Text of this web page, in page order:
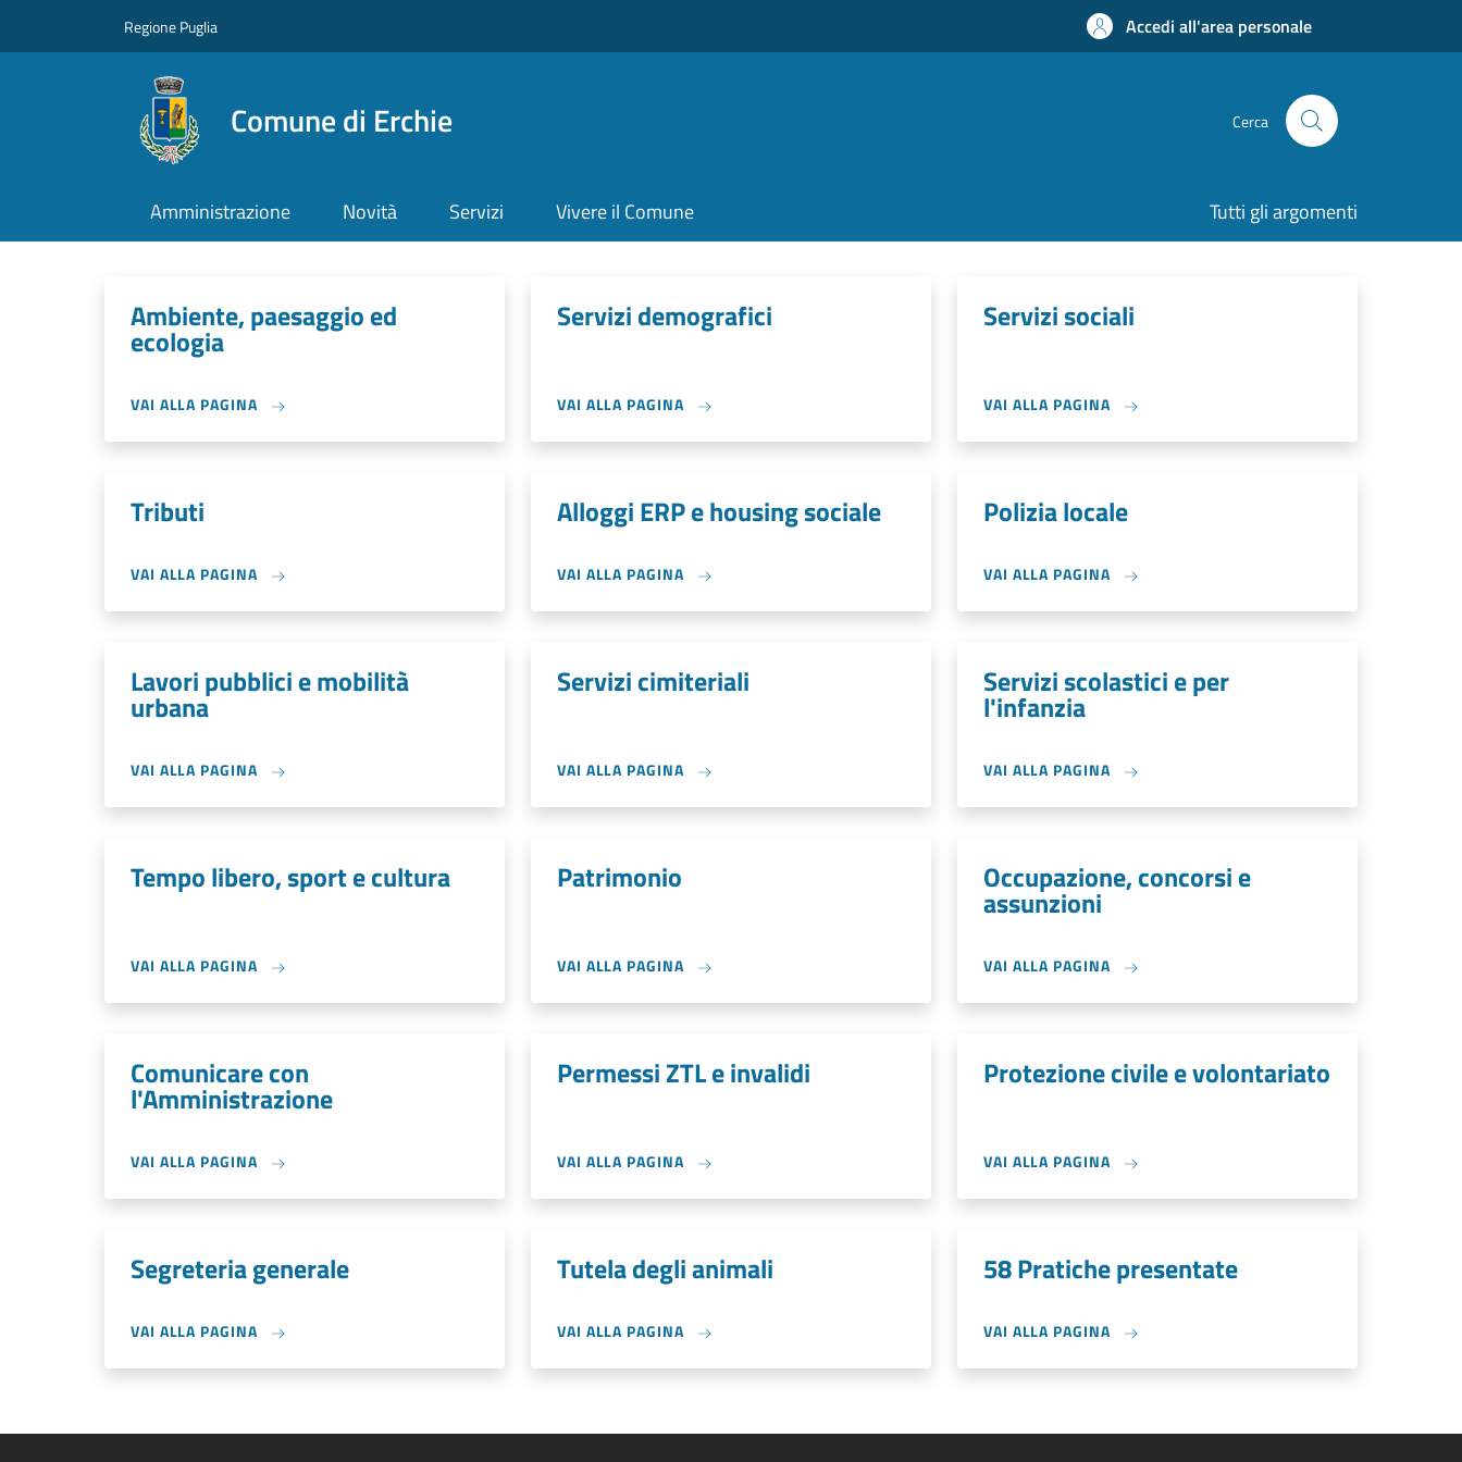
Regione Puglia Accedi all'area personale
Comune di Erchie Cerca
Amministrazione Novità Servizi Vivere il Comune Tutti gli argomenti
Ambiente, paesaggio ed
ecologia
VAI ALLA PAGINA
Servizi demografici
VAI ALLA PAGINA
Servizi sociali
VAI ALLA PAGINA
Tributi
VAI ALLA PAGINA
Alloggi ERP e housing sociale
VAI ALLA PAGINA
Polizia locale
VAI ALLA PAGINA
Lavori pubblici e mobilità
urbana
VAI ALLA PAGINA
Servizi cimiteriali
VAI ALLA PAGINA
Servizi scolastici e per
l'infanzia
VAI ALLA PAGINA
Tempo libero, sport e cultura
VAI ALLA PAGINA
Patrimonio
VAI ALLA PAGINA
Occupazione, concorsi e
assunzioni
VAI ALLA PAGINA
Comunicare con
l'Amministrazione
VAI ALLA PAGINA
Permessi ZTL e invalidi
VAI ALLA PAGINA
Protezione civile e volontariato
VAI ALLA PAGINA
Segreteria generale
VAI ALLA PAGINA
Tutela degli animali
VAI ALLA PAGINA
58 Pratiche presentate
VAI ALLA PAGINA